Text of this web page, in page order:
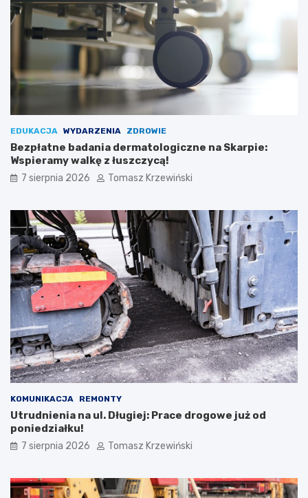
EDUKACJA WYDARZENIA ZDROWIE
Bezpłatne badania dermatologiczne na Skarpie:
Wspieramy walkę z łuszczycą!
7 sierpnia 2026 Tomasz Krzewiński
KOMUNIKACJA REMONTY
Utrudnienia na ul. Długiej: Prace drogowe już od
poniedziałku!
7 sierpnia 2026 Tomasz Krzewiński